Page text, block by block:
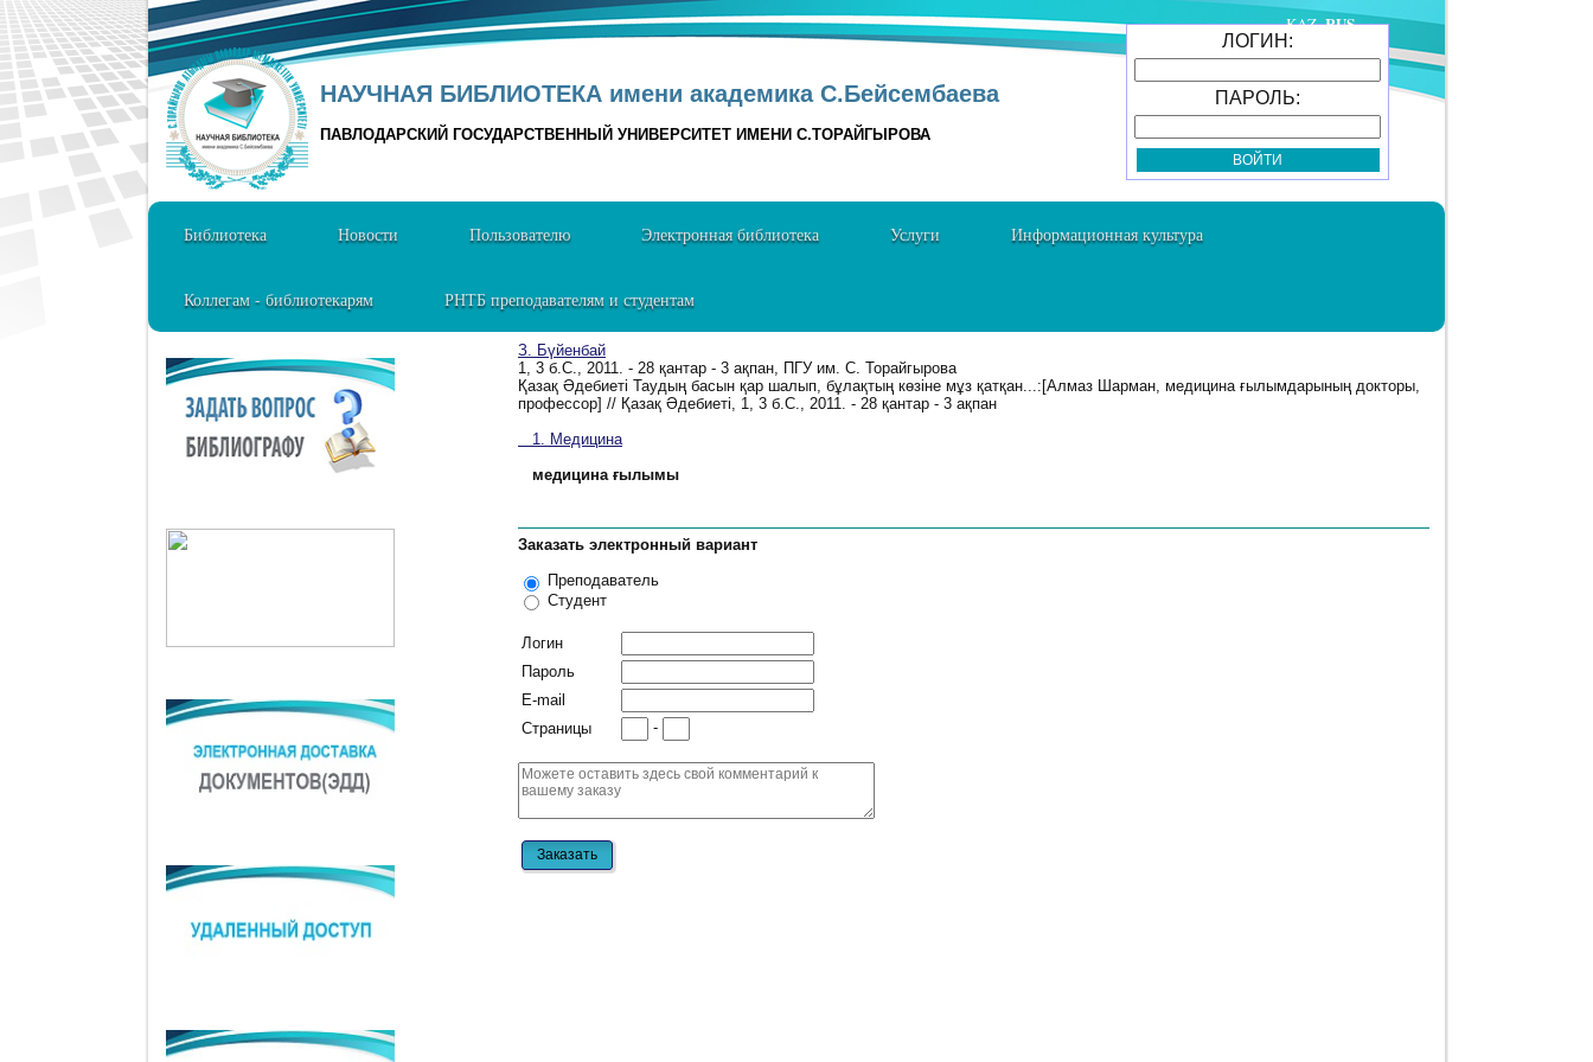
НАУЧНАЯ БИБЛИОТЕКА имени академика С.Бейсембаева
ПАВЛОДАРСКИЙ ГОСУДАРСТВЕННЫЙ УНИВЕРСИТЕТ ИМЕНИ С.ТОРАЙГЫРОВА
ЛОГИН:
ПАРОЛЬ:
KAZ RUS
Библиотека Новости Пользователю Электронная библиотека Услуги Информационная культура
Коллегам - библиотекарям РНТБ преподавателям и студентам
З. Бүйенбай
1, 3 б.C., 2011. - 28 қантар - 3 ақпан, ПГУ им. С. Торайгырова
Қазақ Әдебиетi Таудың басын қар шалып, бұлақтың көзiне мұз қатқан...:[Алмаз Шарман, медицина ғылымдарының докторы,
профессор] // Қазақ Әдебиетi, 1, 3 б.C., 2011. - 28 қантар - 3 ақпан
1. Медицина
медицина ғылымы
Заказать электронный вариант
Преподаватель
Студент
Логин
Пароль
E-mail
Страницы
-